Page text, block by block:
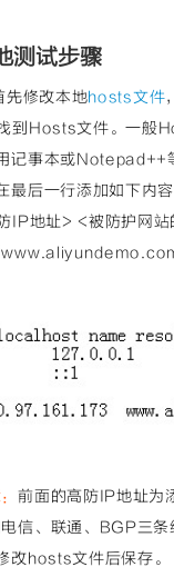
测试步骤
先修改本地hosts文件
到Hosts文件。一般
记事本或Notepad++
最后一行添加如下内
IP地址> <被防护网站
前面的高防IP地址为
电信、联通、BGP三
改hosts文件后保存。